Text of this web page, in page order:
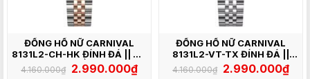
ĐỒNG HỒ NỮ CARNIVAL
8131L2-CH-HK ĐÍNH ĐÁ || XÀ
CỪ HỒNG
4.160.000₫ Giá
gốc
2.990.000₫Giá
hiện
ĐỒNG HỒ NỮ CARNIVAL
8131L2-VT-TX ĐÍNH ĐÁ ||
XÁM
4.160.000₫ Giá
gốc
2.990.000₫Giá
hiện